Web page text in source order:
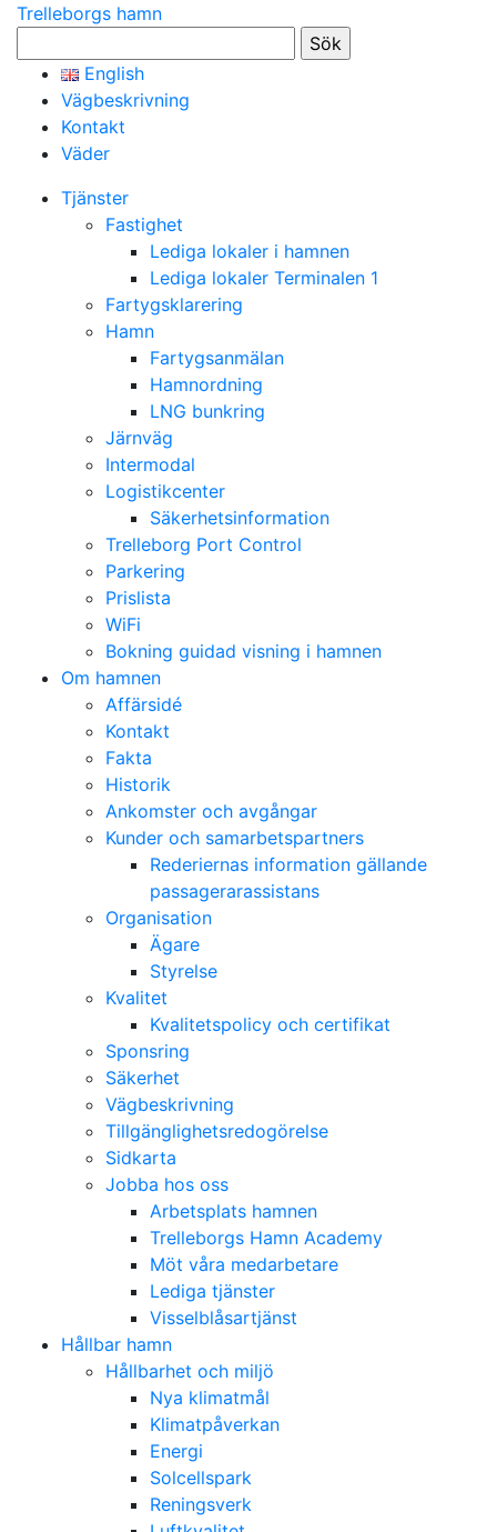
Trelleborgs hamn
efter:
English
Vägbeskrivning
Kontakt
Väder
Tjänster
Fastighet
Lediga lokaler i hamnen
Lediga lokaler Terminalen 1
Fartygsklarering
Hamn
Fartygsanmälan
Hamnordning
LNG bunkring
Järnväg
Intermodal
Logistikcenter
Säkerhetsinformation
Trelleborg Port Control
Parkering
Prislista
WiFi
Bokning guidad visning i hamnen
Om hamnen
Affärsidé
Kontakt
Fakta
Historik
Ankomster och avgångar
Kunder och samarbetspartners
Rederiernas information gällande
passagerarassistans
Organisation
Ägare
Styrelse
Kvalitet
Kvalitetspolicy och certifikat
Sponsring
Säkerhet
Vägbeskrivning
Tillgänglighetsredogörelse
Sidkarta
Jobba hos oss
Arbetsplats hamnen
Trelleborgs Hamn Academy
Möt våra medarbetare
Lediga tjänster
Visselblåsartjänst
Hållbar hamn
Hållbarhet och miljö
Nya klimatmål
Klimatpåverkan
Energi
Solcellspark
Reningsverk